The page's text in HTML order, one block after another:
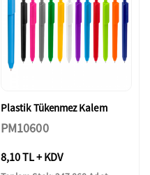
Plastik Tükenmez Kalem
PM10600
8,10 TL + KDV